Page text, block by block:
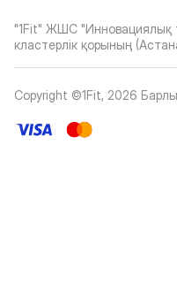
"1Fit" ЖШС "Инновациялық
кластерлік қорының
Copyright ©1Fit, 2026